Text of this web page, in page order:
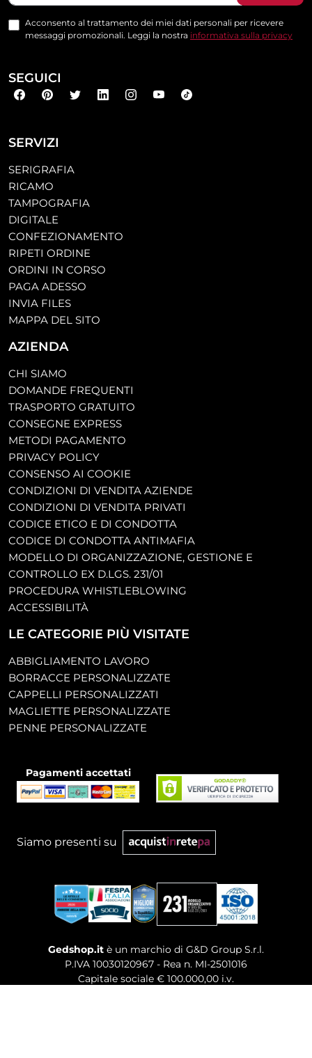
SERVIZI
SERIGRAFIA
RICAMO
TAMPOGRAFIA
DIGITALE
CONFEZIONAMENTO
RIPETI ORDINE
ORDINI IN CORSO
PAGA ADESSO
INVIA FILES
MAPPA DEL SITO
AZIENDA
CHI SIAMO
DOMANDE FREQUENTI
TRASPORTO GRATUITO
CONSEGNE EXPRESS
METODI PAGAMENTO
PRIVACY POLICY
CONSENSO AI COOKIE
CONDIZIONI DI VENDITA AZIENDE
CONDIZIONI DI VENDITA PRIVATI
CODICE ETICO E DI CONDOTTA
CODICE DI CONDOTTA ANTIMAFIA
MODELLO DI ORGANIZZAZIONE, GESTIONE E
CONTROLLO EX D.LGS. 231/01
PROCEDURA WHISTLEBLOWING
ACCESSIBILITÀ
LE CATEGORIE PIÙ VISITATE
ABBIGLIAMENTO LAVORO
BORRACCE PERSONALIZZATE
CAPPELLI PERSONALIZZATI
MAGLIETTE PERSONALIZZATE
PENNE PERSONALIZZATE
Acconsento al trattamento dei miei dati personali per ricevere
messaggi promozionali. Leggi la nostra informativa sulla privacy
SEGUICI
Pagamenti accettati
Siamo presenti su
Gedshop.it è un marchio di G&D Group S.r.l.
P.IVA 10030120967 - Rea n. MI-2501016
Capitale sociale € 100.000,00 i.v.